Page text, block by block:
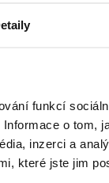
funkcí
o tom,
inzerci a
které jste jim